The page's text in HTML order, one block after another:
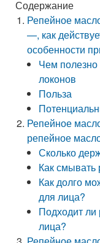
Содержание
Репейное
—, как
особенности
Чем полезно
локонов
Польза
Репейное
репейное
Сколько
Как смывать
Как долго
для лица?
Подходит
лица?